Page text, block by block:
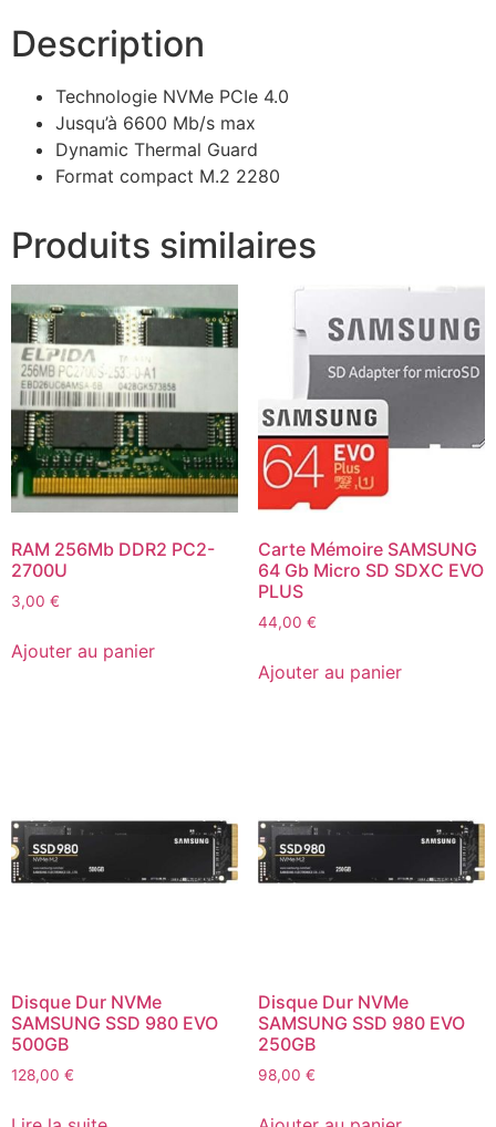
Description
Technologie NVMe PCIe 4.0
Jusqu’à 6600 Mb/s max
Dynamic Thermal Guard
Format compact M.2 2280
Produits similaires
RAM 256Mb DDR2 PC2-
2700U
3,00 €
Ajouter au panier
Carte Mémoire SAMSUNG
64 Gb Micro SD SDXC EVO
PLUS
44,00 €
Ajouter au panier
Disque Dur NVMe
SAMSUNG SSD 980 EVO
500GB
128,00 €
Disque Dur NVMe
SAMSUNG SSD 980 EVO
250GB
98,00 €